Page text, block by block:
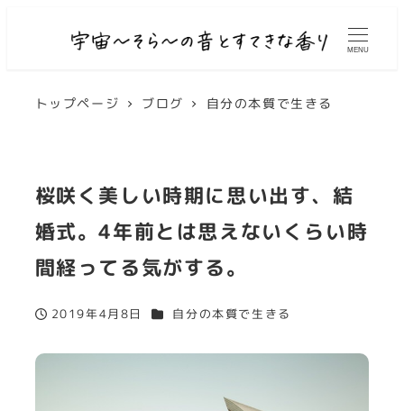
MENU
トップページ ブログ 自分の本質で生きる
桜咲く美しい時期に思い出す、結
婚式。4年前とは思えないくらい時
間経ってる気がする。
投稿日
2019年4月8日 カテゴリー
自分の本質で生きる